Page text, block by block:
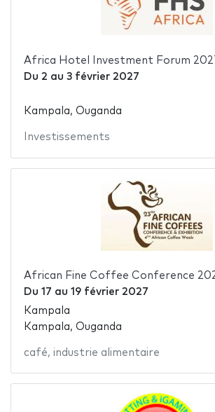
Africa Hotel Investment Forum
Du 2 au 3 février 2027
Kampala, Ouganda
Investissements
African Fine Coffee Conference
Du 17 au 19 février 2027
Kampala
Kampala, Ouganda
café, industrie alimentaire